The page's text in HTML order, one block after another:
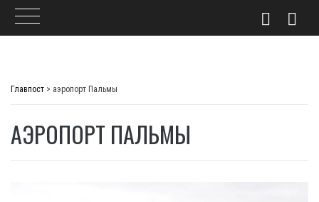
Главпост > аэропорт Пальмы
АЭРОПОРТ ПАЛЬМЫ